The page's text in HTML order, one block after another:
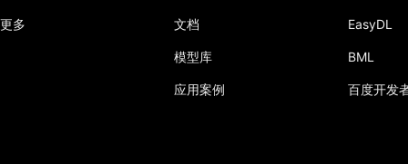
更多 文档
模型库
应用案例
EasyDL
BML
百度开发